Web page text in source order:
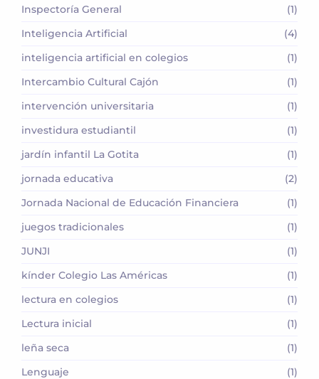
Inspectoría General
(1)
Inteligencia Artificial
(4)
inteligencia artificial en colegios
(1)
Intercambio Cultural Cajón
(1)
intervención universitaria
(1)
investidura estudiantil
(1)
jardín infantil La Gotita
(1)
jornada educativa
(2)
Jornada Nacional de Educación Financiera
(1)
juegos tradicionales
(1)
JUNJI
(1)
kínder Colegio Las Américas
(1)
lectura en colegios
(1)
Lectura inicial
(1)
leña seca
(1)
Lenguaje
(1)